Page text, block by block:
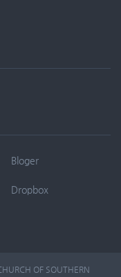
Bloger
Dropbox
OF SOUTHERN